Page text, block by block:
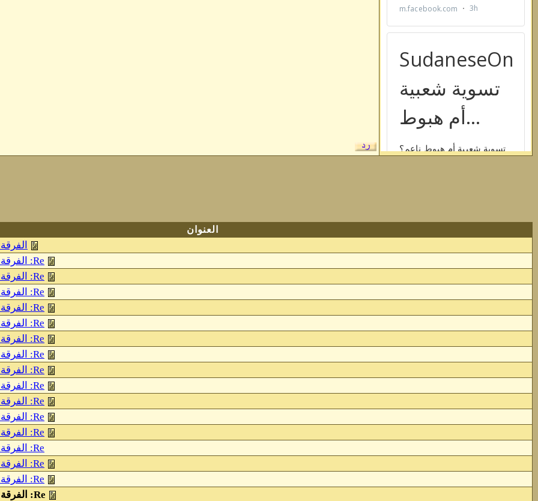
العنوان
Re: الفرقة الناجية هى الامة الاسلامية كلها
Re: الفرقة الناجية هى الامة الاسلامية كلها
Re: الفرقة الناجية هى الامة الاسلامية كلها
Re: الفرقة الناجية هى الامة الاسلامية كلها
Re: الفرقة الناجية هى الامة الاسلامية كلها
Re: الفرقة الناجية هى الامة الاسلامية كلها
Re: الفرقة الناجية هى الامة الاسلامية كلها
Re: الفرقة الناجية هى الامة الاسلامية كلها
Re: الفرقة الناجية هى الامة الاسلامية كلها
Re: الفرقة الناجية هى الامة الاسلامية كلها
Re: الفرقة الناجية هى الامة الاسلامية كلها
Re: الفرقة الناجية هى الامة الاسلامية كلها
Re: الفرقة الناجية هى الامة الاسلامية كلها
Re: الفرقة الناجية هى الامة الاسلامية كلها
Re: الفرقة الناجية هى الامة الاسلامية كلها
Re: الفرقة الناجية هى الامة الاسلامية كلها